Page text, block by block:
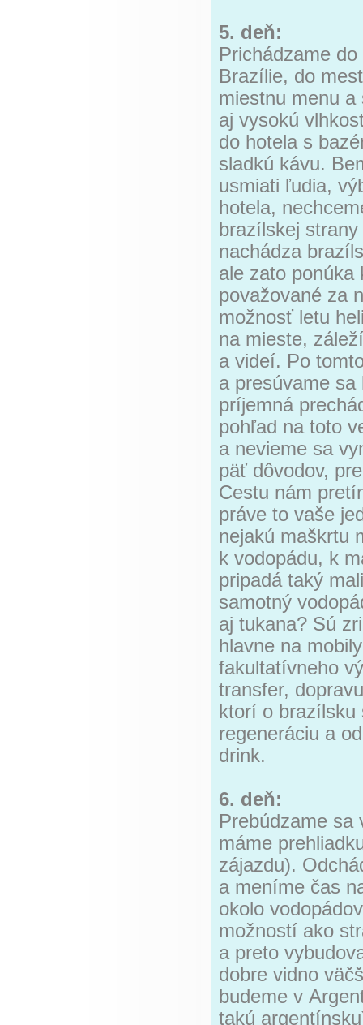
5. deň:
Prichádzame
Brazílie, do
miestnu menu
aj vysokú
do hotela s
sladkú kávu.
usmiati ľudia,
hotela,
brazílskej
nachádza
ale zato ponúka
považované za
možnosť letu
na mieste,
a videí. Po
a presúvame
príjemná
pohľad na toto
a nevieme sa
päť dôvodov,
Cestu nám
práve to vaše
nejakú maškrtu
k vodopádu, k
pripadá taký
samotný
aj tukana? Sú
hlavne na
fakultatívneho
transfer,
ktorí o brazílsku
regeneráciu a
drink.
6. deň:
Prebúdzame sa
máme
zájazdu).
a meníme čas
okolo
možností ako
a preto
dobre vidno
budeme v
takú